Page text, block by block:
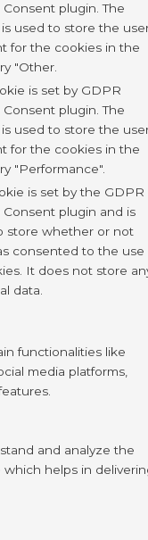
Consent plugin. The
used to store the
for the cookies in the
"Other.
is set by GDPR
Consent plugin. The
used to store the
for the cookies in the
"Performance".
is set by the GDPR
Consent plugin and is
store whether or not
consented to the use
It does not store
data.
functionalities like
media platforms,
and analyze the
helps in